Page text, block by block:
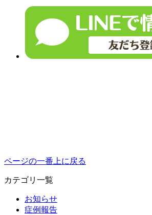
ページの一番上に戻る
カテゴリ一覧
お知らせ
症例報告